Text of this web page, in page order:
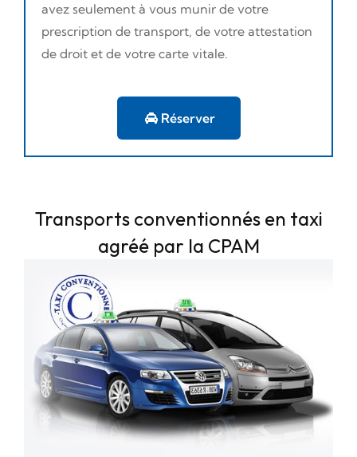
avez seulement à vous munir de votre
prescription de transport, de votre attestation
de droit et de votre carte vitale.
Réserver
Transports conventionnés en taxi
agréé par la CPAM